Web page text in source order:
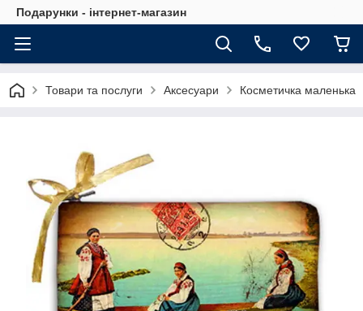
Подарунки - інтернет-магазин
Товари та послуги Аксесуари Косметичка маленька